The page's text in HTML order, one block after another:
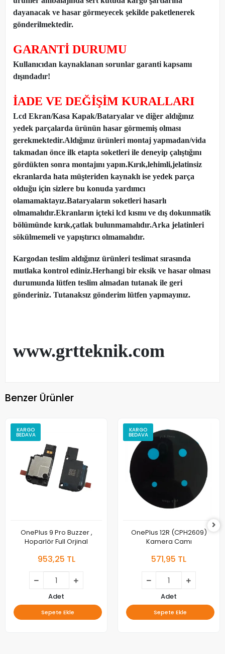
dayanacak ve hasar görmeyecek şekilde paketlenerek
gönderilmektedir.
GARANTİ DURUMU
Kullanıcıdan kaynaklanan sorunlar garanti kapsamı
dışındadır!
İADE VE DEĞİŞİM KURALLARI
Lcd Ekran/Kasa Kapak/Bataryalar ve diğer aldığınız
yedek parçalarda ürünün hasar görmemiş olması
gerekmektedir.Aldığınız ürünleri montaj yapmadan/vida
takmadan önce ilk etapta soketleri ile deneyip çalıştığını
gördükten sonra montajını yapın.Kırık,lehimli,jelatinsiz
ekranlarda hata müşteriden kaynaklı ise yedek parça
olduğu için sizlere bu konuda yardımcı
olamamaktayız.Bataryaların soketleri hasarlı
olmamalıdır.Ekranların içteki lcd kısmı ve dış dokunmatik
bölümünde kırık,çatlak bulunmamalıdır.Arka jelatinleri
sökülmemeli ve yapıştırıcı olmamalıdır.
Kargodan teslim aldığınız ürünleri teslimat sırasında
mutlaka kontrol ediniz.Herhangi bir eksik ve hasar olması
durumunda lütfen teslim almadan tutanak ile geri
gönderiniz. Tutanaksız gönderim lütfen yapmayınız.
www.grtteknik.com
Benzer Ürünler
KARGO
BEDAVA
OnePlus 9 Pro Buzzer ,
Hoparlör Full Orjinal
953,25 TL
Adet
Sepete Ekle
KARGO
BEDAVA
OnePlus 12R (CPH2609)
Kamera Camı
571,95 TL
Adet
Sepete Ekle